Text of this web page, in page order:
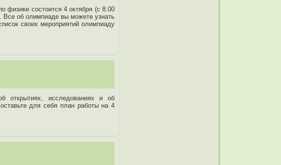
физике состоится 4 октября (с 8.00
. Все об олимпиаде вы можете узнать
своих мероприятий олимпиаду
открытиях, исследованиях и об
для себя план работы на 4